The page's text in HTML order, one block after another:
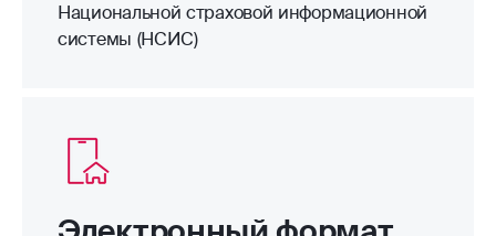
Национальной страховой информационной
системы (НСИС)